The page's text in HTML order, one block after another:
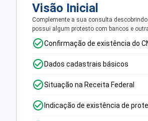
Visão Inicial
Complemente a sua consulta descobrindo
possui algum protesto com bancos e
Confirmação de existência do
Dados cadastrais básicos
Situação na Receita Federal
Indicação de existência de